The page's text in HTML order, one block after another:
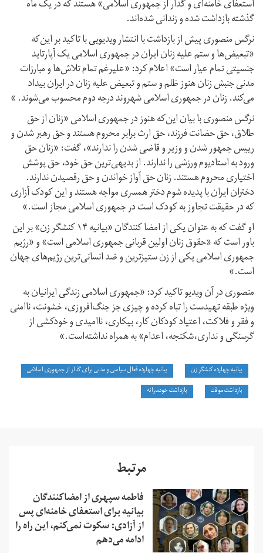
استعفای خامنه‌ای و گذار از جمهوری اسلامی» هستند که در یک ماه
گذشته بازداشت شده و زندانی شده‌اند.
نرگس منصوری پیش از بازداشت با انتشار ویدیویی با تاکید بر این‌که
«تبعیض‌ها و ستم علیه زنان ایران در جمهوری اسلامی یک آپارتاید
جنسیتی تمام عیار است» اعلام کرد: «علیرغم تمام تلاش‌ها و مبارزات
مدنی جنبش زنان هنوز ظلم و ستم و تبعیض علیه زنان در ایران بیداد
می‌کند. زنان در جمهوری اسلامی شهروند درجه دوم محسوب می‌شوند. »
نرگس منصوری با بیان این‌که هنوز در جمهوری اسلامی «زنان از حق
طلاق، حق حضانت فرزند، حق ارث برابر محروم هستند و حق رهبر شدن و
رییس جمهور شدن و وزیر و قاضی شدن را ندارند»، گفت: «زنان حق
ورود به استادیوم ورزشی را ندارند. از بدیهی‌ترین حق خود، حق پوشش
اختیاری محروم هستند. زنان حق آواز خواندن و حق رقصیدن ندارند.
دختران ایران با پدیده شوم دختر همسری مواجه هستند و این کودک آزاری
که در حقیقت تجاوز به کودک است در جمهوری اسلامی مجاز است.»
او گفت که به عنوان یکی از امضا کنندگان «بیانیه ۱۴ کنشگر زن» بر این
باور است که «حقوق زنان اولین قربانی جمهوری اسلامی است» و «رژیم
جمهوری اسلامی ‌یکی از زن ستیزترین و ضد انسانی‌ترین رژیم‌های جهان
است.»
منصوری در آن ویدیو تاکید کرد: «جمهوری اسلامی زندگی ایرانیان به
ویژه طبقه تهیدست را تباه کرده و چیزی جز جنگ‌افروزی، خشونت، ناامنی
و فقر و فلاکت، اعتیاد کودکان کار، بیکاری، ناامیدی و خودکشی از
گرسنگی و نداری،شکنجه، اعدام» به همراه نداشته‌است.»
بیانیه چهارده کنشگر زن
بیانیه چهارده فعال سیاسی و مدنی برای گذار از جمهوری اسلامی
بازداشت موقت
بازداشت خودسرانه
مرتبط
فاطمه سپهری از امضاکنندگان
بیانیه برای استعفای خامنه‌ای پس
از آزادی: سکوت نمی‌کنم، این راه را
ادامه می‌دهم